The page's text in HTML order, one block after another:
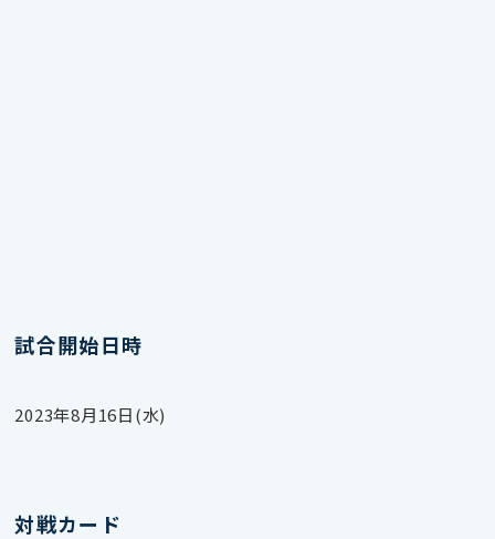
試合開始日時
2023年8月16日(水)
対戦カード